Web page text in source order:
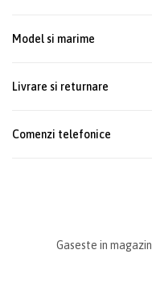
Model si marime
Livrare si returnare
Comenzi telefonice
Gaseste in magazin